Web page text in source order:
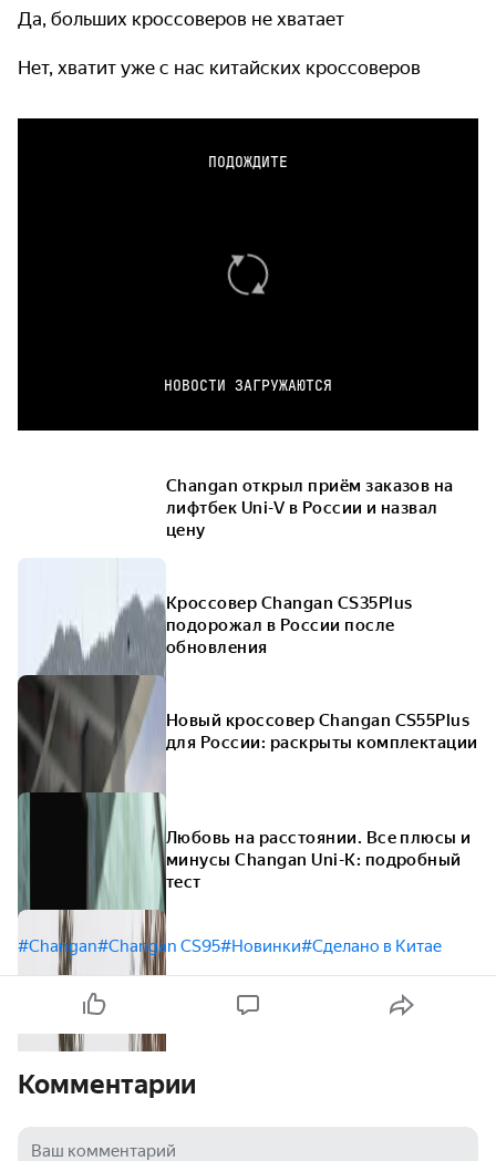
Да, больших кроссоверов не хватает
Нет, хватит уже с нас китайских кроссоверов
ПОДОЖДИТЕ
НОВОСТИ ЗАГРУЖАЮТСЯ
Changan открыл приём заказов на
лифтбек Uni-V в России и назвал
цену
Кроссовер Changan CS35Plus
подорожал в России после
обновления
Новый кроссовер Changan CS55Plus
для России: раскрыты комплектации
Любовь на расстоянии. Все плюсы и
минусы Changan Uni-K: подробный
тест
#Changan#Changan CS95#Новинки#Сделано в Китае
Комментарии